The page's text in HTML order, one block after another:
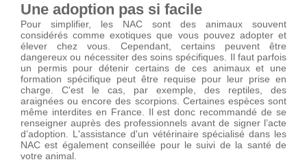
Une adoption pas si facile
Pour simplifier, les NAC sont des animaux souvent
considérés comme exotiques que vous pouvez adopter et
élever chez vous. Cependant, certains peuvent être
dangereux ou nécessiter des soins spécifiques. Il faut parfois
un permis pour détenir certains de ces animaux et une
formation spécifique peut être requise pour leur prise en
charge. C'est le cas, par exemple, des reptiles, des
araignées ou encore des scorpions. Certaines espèces sont
même interdites en France. Il est donc recommandé de se
renseigner auprès des professionnels avant de signer l’acte
d’adoption. L'assistance d'un vétérinaire spécialisé dans les
NAC est également conseillée pour le suivi de la santé de
votre animal.